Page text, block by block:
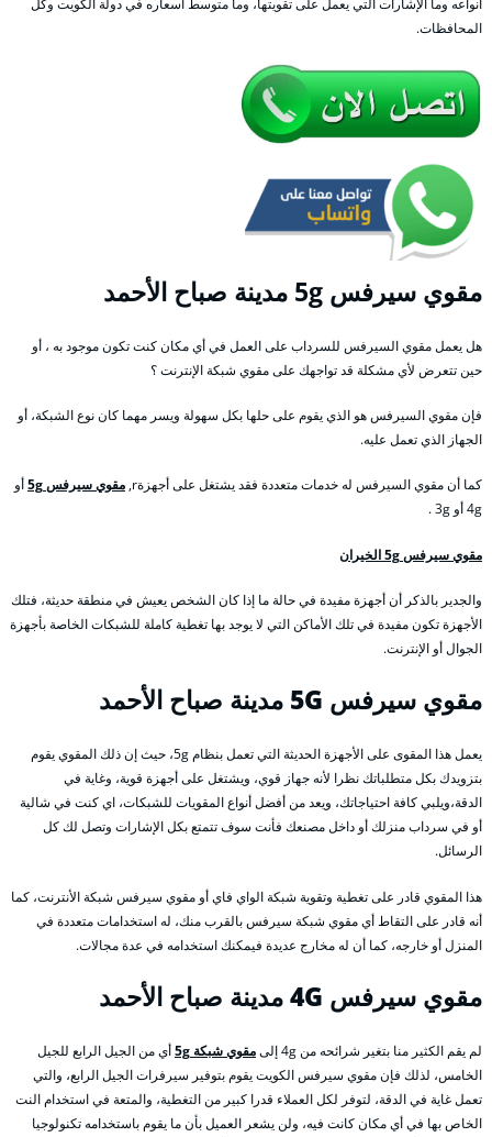
أنواعه وما الإشارات التي يعمل على تقويتها، وما متوسط أسعاره في دولة الكويت وكل
المحافظات.
مقوي سيرفس 5g مدينة صباح الأحمد
هل يعمل مقوي السيرفس للسرداب على العمل في أي مكان كنت تكون موجود به ، أو
حين تتعرض لأي مشكلة قد تواجهك على مقوي شبكة الإنترنت ؟
فإن مقوي السيرفس هو الذي يقوم على حلها بكل سهولة ويسر مهما كان نوع الشبكة، أو
الجهاز الذي تعمل عليه.
كما أن مقوي السيرفس له خدمات متعددة فقد يشتغل على أجهزةr, مقوي سيرفس 5g
أو
4g أو 3g .
مقوي سيرفس 5g الخيران
والجدير بالذكر أن أجهزة مفيدة في حالة ما إذا كان الشخص يعيش في منطقة حديثة، فتلك
الأجهزة تكون مفيدة في تلك الأماكن التي لا يوجد بها تغطية كاملة للشبكات الخاصة بأجهزة
الجوال أو الإنترنت.
مقوي سيرفس 5G مدينة صباح الأحمد
يعمل هذا المقوى على الأجهزة الحديثة التي تعمل بنظام 5g، حيث إن ذلك المقوي يقوم
بتزويدك بكل متطلباتك نظرا لأنه جهاز قوي، ويشتغل على أجهزة قوية، وغاية في
الدقة،ويلبي كافة احتياجاتك، ويعد من أفضل أنواع المقويات للشبكات، اي كنت في شالية
أو في سرداب منزلك أو داخل مصنعك فأنت سوف تتمتع بكل الإشارات وتصل لك كل
الرسائل.
هذا المقوي قادر على تغطية وتقوية شبكة الواي فاي أو مقوي سيرفس شبكة الأنترنت، كما
أنه قادر على التقاط أي مقوي شبكة سيرفس بالقرب منك، له استخدامات متعددة في
المنزل أو خارجه، كما أن له مخارج عديدة فيمكنك استخدامه في عدة مجالات.
مقوي سيرفس 4G مدينة صباح الأحمد
لم يقم الكثير منا بتغير شرائحه من 4g إلى مقوي شبكة 5g
أي من الجيل الرابع للجيل
الخامس، لذلك فإن مقوي سيرفس الكويت يقوم بتوفير سيرفرات الجيل الرابع، والتي
تعمل غاية في الدقة، لتوفر لكل العملاء قدرا كبير من التغطية، والمتعة في استخدام النت
الخاص بها في أي مكان كانت فيه، ولن يشعر العميل بأن ما يقوم باستخدامه تكنولوجيا